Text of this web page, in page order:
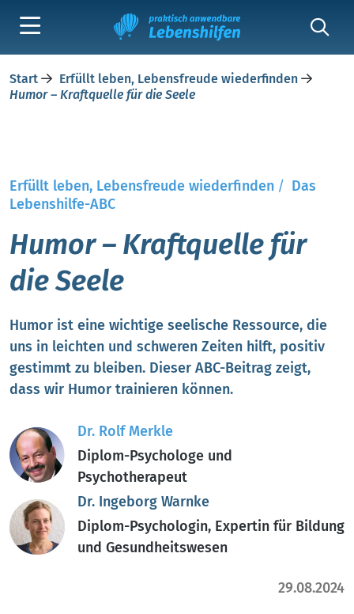
Start
Erfüllt leben, Lebensfreude wiederfinden
Humor – Kraftquelle für die Seele
Erfüllt leben, Lebensfreude wiederfinden / Das
Lebenshilfe-ABC
Humor – Kraftquelle für
die Seele
Humor ist eine wichtige seelische Ressource, die
uns in leichten und schweren Zeiten hilft, positiv
gestimmt zu bleiben. Dieser ABC-Beitrag zeigt,
dass wir Humor trainieren können.
Dr. Rolf Merkle
Diplom-Psychologe und
Psychotherapeut
Dr. Ingeborg Warnke
Diplom-Psychologin, Expertin für Bildung
und Gesundheitswesen
29.08.2024